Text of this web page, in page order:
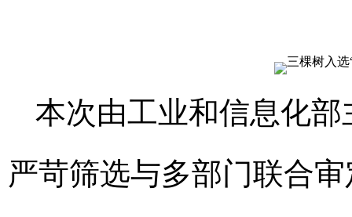
本次由工业和信息化
严苛筛选与多部门联合